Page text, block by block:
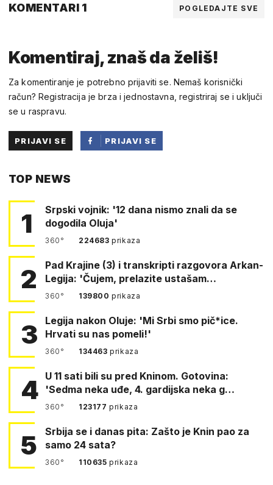
KOMENTARI 1 POGLEDAJTE SVE
Komentiraj, znaš da želiš!
Za komentiranje je potrebno prijaviti se. Nemaš korisnički
račun? Registracija je brza i jednostavna, registriraj se i uključi
se u raspravu.
PRIJAVI SE
PRIJAVI SE
TOP NEWS
1
Srpski vojnik: '12 dana nismo znali da se
dogodila Oluja'
360° 224683prikaza
2
Pad Krajine (3) i transkripti razgovora Arkan-
Legija: 'Čujem, prelazite ustašam…
360° 139800prikaza
3
Legija nakon Oluje: 'Mi Srbi smo pič*ice.
Hrvati su nas pomeli!'
360° 134463prikaza
4 U 11 sati bili su pred Kninom. Gotovina:
'Sedma neka uđe, 4. gardijska neka g…
360° 123177prikaza
5
Srbija se i danas pita: Zašto je Knin pao za
samo 24 sata?
360° 110635prikaza